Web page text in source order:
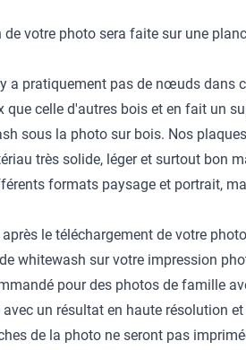
votre photo sera faite sur une
a pratiquement pas de nœuds
celle d'autres bois et en fait un
sous la photo sur bois. Nos
très solide, léger et surtout bon
formats paysage et portrait,
le téléchargement de votre
whitewash sur votre impression
pour des photos de famille
un résultat en haute résolution
de la photo ne seront pas